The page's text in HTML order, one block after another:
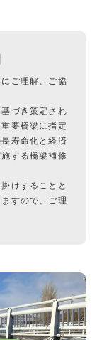
ご理解、ご協
づき策定され
要橋梁に指定
寿命化と経済
する橋梁補修
けすることと
すので、ご理